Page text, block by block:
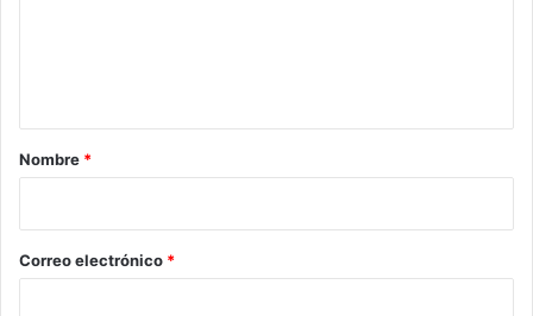
r
*
Nombre *
Correo electrónico *